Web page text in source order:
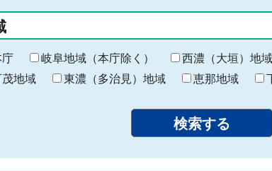
終
わ
り
庁 岐阜地域（本庁除く） 西濃（大垣）地域
茂地域
東濃（多治見）地域 恵那地域